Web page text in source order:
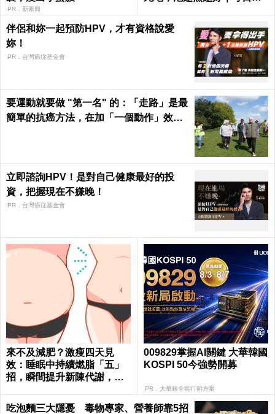
PR．新素簡
伴侶和妳一起預防HPV，才有資格說愛
妳！
PR．台灣癌症基金會
要運動就要做 "第一名" 的：「走路」是最
簡單的抗癌方法，在加「一個動作」效果
立即諮詢HPV！是對自己健康最好的投
資，把握現在不嫌晚！
PR．台灣癌症基金會
來不及減肥？激瘦四天見
效：睡眠中持續燃脂「五」
招，瞬間提升新陳代謝，輕
009829掌握AI關鍵 大華韓國
KOSPI 50今強勢開募
PR．大華銀全能行銷方案
吃泡麵三大隱憂 毒物專家、營養師靠5招